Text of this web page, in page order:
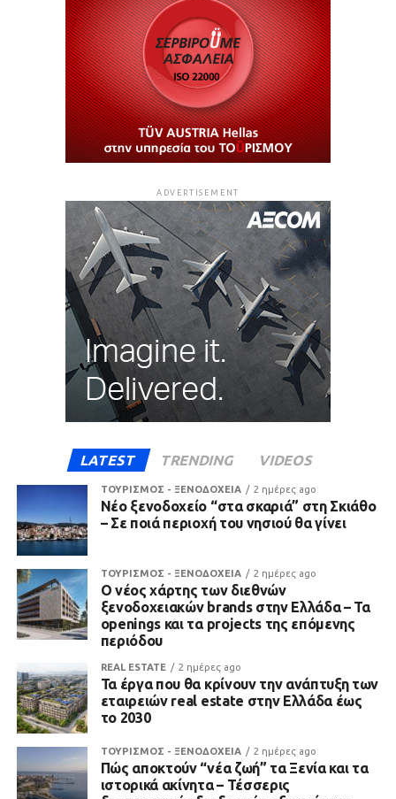
ADVERTISEMENT
LATEST TRENDING VIDEOS
ΤΟΥΡΙΣΜΟΣ - ΞΕΝΟΔΟΧΕΙΑ 2 ημέρες ago
Νέο ξενοδοχείο “στα σκαριά” στη Σκιάθο
– Σε ποιά περιοχή του νησιού θα γίνει
ΤΟΥΡΙΣΜΟΣ - ΞΕΝΟΔΟΧΕΙΑ 2 ημέρες ago
Ο νέος χάρτης των διεθνών
ξενοδοχειακών brands στην Ελλάδα – Τα
openings και τα projects της επόμενης
περιόδου
REAL ESTATE 2 ημέρες ago
Τα έργα που θα κρίνουν την ανάπτυξη των
εταιρειών real estate στην Ελλάδα έως
το 2030
ΤΟΥΡΙΣΜΟΣ - ΞΕΝΟΔΟΧΕΙΑ 2 ημέρες ago
Πώς αποκτούν “νέα ζωή” τα Ξενία και τα
ιστορικά ακίνητα – Τέσσερις